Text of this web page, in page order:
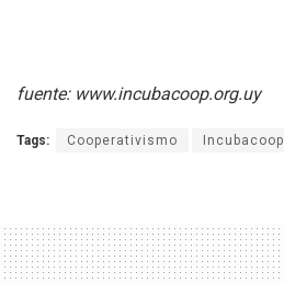
fuente: www.incubacoop.org.uy
Tags: Cooperativismo Incubacoop